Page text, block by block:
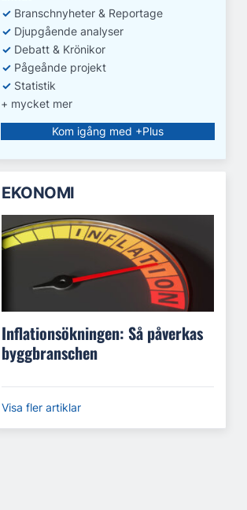
✓ Branschnyheter & Reportage
✓ Djupgående analyser
✓ Debatt & Krönikor
✓ Pågeånde projekt
✓ Statistik
+ mycket mer
Kom igång med +Plus
EKONOMI
Inflationsökningen: Så påverkas
byggbranschen
Visa fler artiklar